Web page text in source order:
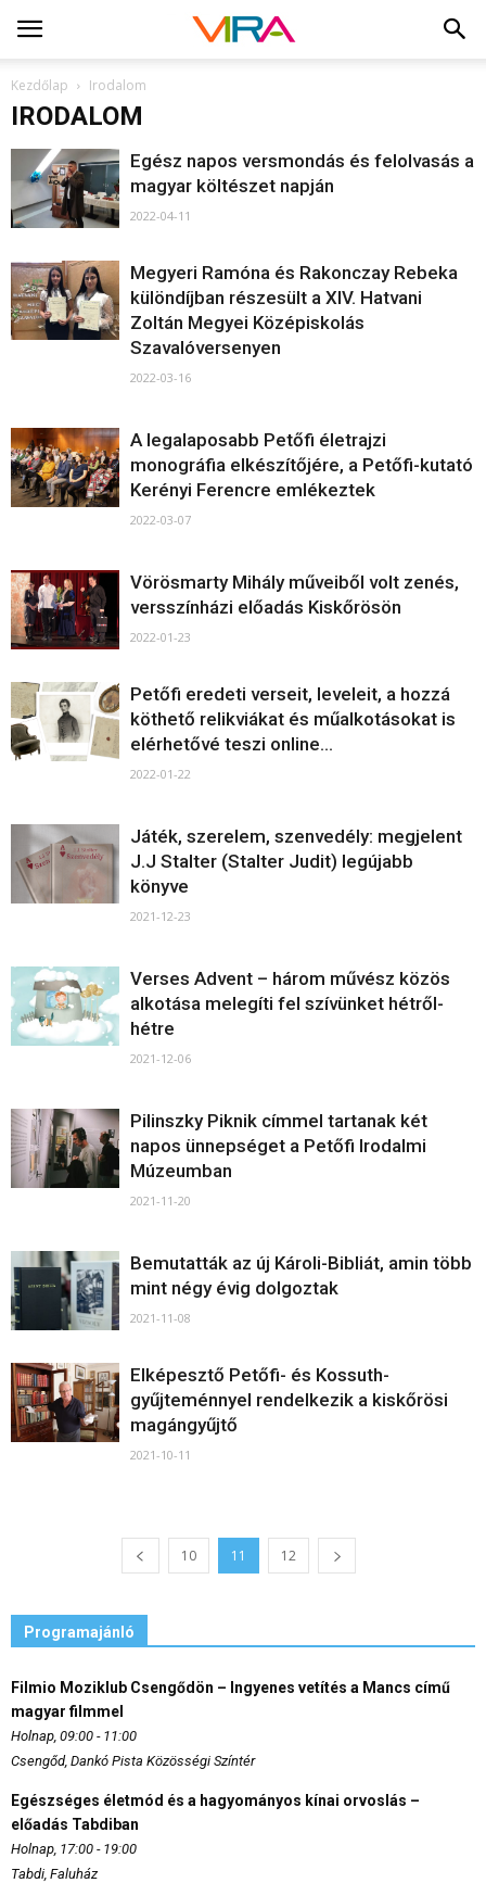
Kezdőlap Irodalom
IRODALOM
Egész napos versmondás és felolvasás a
magyar költészet napján
2022-04-11
Megyeri Ramóna és Rakonczay Rebeka
különdíjban részesült a XIV. Hatvani
Zoltán Megyei Középiskolás
Szavalóversenyen
2022-03-16
A legalaposabb Petőfi életrajzi
monográfia elkészítőjére, a Petőfi-kutató
Kerényi Ferencre emlékeztek
2022-03-07
Vörösmarty Mihály műveiből volt zenés,
versszínházi előadás Kiskőrösön
2022-01-23
Petőfi eredeti verseit, leveleit, a hozzá
köthető relikviákat és műalkotásokat is
elérhetővé teszi online...
2022-01-22
Játék, szerelem, szenvedély: megjelent
J.J Stalter (Stalter Judit) legújabb
könyve
2021-12-23
Verses Advent – három művész közös
alkotása melegíti fel szívünket hétről-
hétre
2021-12-06
Pilinszky Piknik címmel tartanak két
napos ünnepséget a Petőfi Irodalmi
Múzeumban
2021-11-20
Bemutatták az új Károli-Bibliát, amin több
mint négy évig dolgoztak
2021-11-08
Elképesztő Petőfi- és Kossuth-
gyűjteménnyel rendelkezik a kiskőrösi
magángyűjtő
2021-10-11
10 11 12
Programajánló
Filmio Moziklub Csengődön – Ingyenes vetítés a Mancs című
magyar filmmel
Holnap, 09:00 - 11:00
Csengőd, Dankó Pista Közösségi Színtér
Egészséges életmód és a hagyományos kínai orvoslás –
előadás Tabdiban
Holnap, 17:00 - 19:00
Tabdi, Faluház